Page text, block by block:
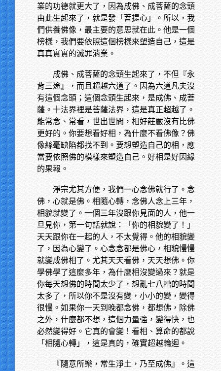
業的功德就更大了，因為成佛、成菩薩的念頭
由此生起來了，就是發「菩提心」。所以，我
們供養佛像，最主要的意思就在此。他是一個
榜樣，我們要依照這個榜樣來塑造自己，這是
真真實實的滅罪消業。
成佛、成菩薩的念頭生起來了，不但『永
背三途』，而且超越六道了。因為六道凡夫沒
有這個念頭；這個念頭生起來，是成佛、成菩
薩。十法界裡是菩薩法界，這是真正超越了。
能常念、常看，世出世間，相好莊嚴沒有比佛
更好的。你要想看好相，為什麼不看佛像？佛
像絲毫缺陷都找不到。要想塑造自己的相，應
當要依照佛的模樣來塑造自己。好相是好因緣
的果報。
淨宗尤其方便，我們一心念佛就行了。念
佛，心就是佛。相隨心轉，念佛人念上三年，
相貌就變了。一個三年沒跟你見面的人，他一
旦見你，第一句話就說：「你的相貌變了！」
天天跟你在一起的人，不太覺得。他的相貌變
了，因為心變了。心念念都是佛心，相貌慢慢
就變成佛相了。尤其天天看佛，天天想佛。你
學佛學了這麼多年，為什麼相沒變過來？就是
你每天想佛的時間太少了，想亂七八糟的時間
太多了，所以你不是沒有變，小小的變，變得
很慢。如果你一天到晚都念佛，都想佛，除佛
之外，什麼都不想，這個力量強，變得快，也
必然變得好。它真的會變！看相、算命的都說
「相隨心轉」，這是真的，確實超越輪迴。
『隨意所樂，常生淨土，乃至成佛』。這